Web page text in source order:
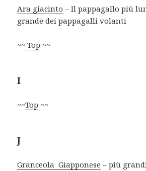
Ara giacinto – Il pappagallo più
grande dei pappagalli volanti
~~ Top ~~
I
~~Top ~~
J
Granceola Giapponese – più